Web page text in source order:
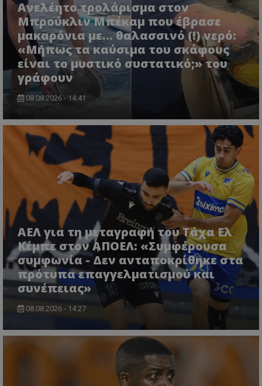
Ανελέητο τρολάρισμα στον
Μπρούκλιν Μπέκαμ που έβρασε
μακαρόνια με... θαλασσινό (!) νερό:
«Μήπως τα καύσιμα του σκάφους
είναι το μυστικό συστατικό;» του
γράφουν
08.08.2026 - 14:41
ΑΕΛ για τη μεταγραφή του Τάχα Ελ
Κέμπε στον ΑΠΟΕΛ: «Συμφέρουσα
συμφωνία - Δεν ανταποκρίθηκε στα
πρότυπα επαγγελματισμού και
συνέπειας»
08.08.2026 - 14:27